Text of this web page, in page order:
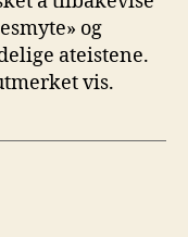
og
ateistene.
vis.